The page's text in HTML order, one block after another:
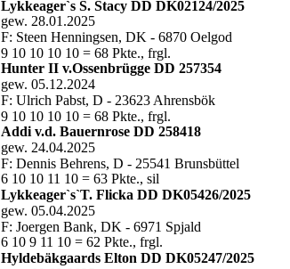
Lykkeager`s S. Stacy DD DK02124/2025
gew. 28.01.2025
F: Steen Henningsen, DK - 6870 Oelgod
9 10 10 10 10 = 68 Pkte., frgl.
Hunter II v.Ossenbrügge DD 257354
gew. 05.12.2024
F: Ulrich Pabst, D - 23623 Ahrensbök
9 10 10 10 10 = 68 Pkte., frgl.
Addi v.d. Bauernrose DD 258418
gew. 24.04.2025
F: Dennis Behrens, D - 25541 Brunsbüttel
6 10 10 11 10 = 63 Pkte., sil
Lykkeager`s`T. Flicka DD DK05426/2025
gew. 05.04.2025
F: Joergen Bank, DK - 6971 Spjald
6 10 9 11 10 = 62 Pkte., frgl.
Hyldebäkgaards Elton DD DK05247/2025